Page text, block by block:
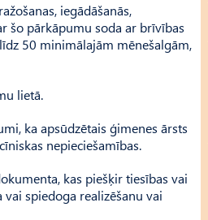
iegādāšanās,
šo pārkāpumu soda ar brīvības
50 minimālajām mēnešalgām,
lietā.
ka apsūdzētais ģimenes ārsts
nepieciešamības.
kas piešķir tiesības vai
spiedoga realizēšanu vai